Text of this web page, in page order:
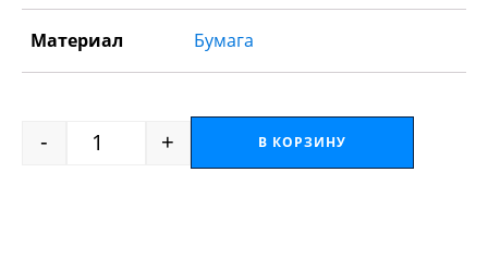
Материал Бумага
- + В КОРЗИНУ